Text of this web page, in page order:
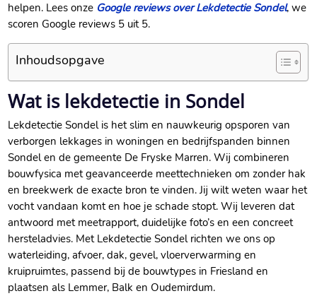
helpen. Lees onze Google reviews over Lekdetectie Sondel, we
scoren Google reviews 5 uit 5.
Inhoudsopgave
Wat is lekdetectie in Sondel
Lekdetectie Sondel is het slim en nauwkeurig opsporen van
verborgen lekkages in woningen en bedrijfspanden binnen
Sondel en de gemeente De Fryske Marren. Wij combineren
bouwfysica met geavanceerde meettechnieken om zonder hak
en breekwerk de exacte bron te vinden. Jij wilt weten waar het
vocht vandaan komt en hoe je schade stopt. Wij leveren dat
antwoord met meetrapport, duidelijke foto’s en een concreet
hersteladvies. Met Lekdetectie Sondel richten we ons op
waterleiding, afvoer, dak, gevel, vloerverwarming en
kruipruimtes, passend bij de bouwtypes in Friesland en
plaatsen als Lemmer, Balk en Oudemirdum.